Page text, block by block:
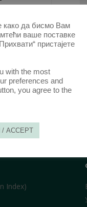
Index)
како да бисмо Вам
ваше поставке
пристајете
with the most
preferences and
you agree to the
ACCEPT